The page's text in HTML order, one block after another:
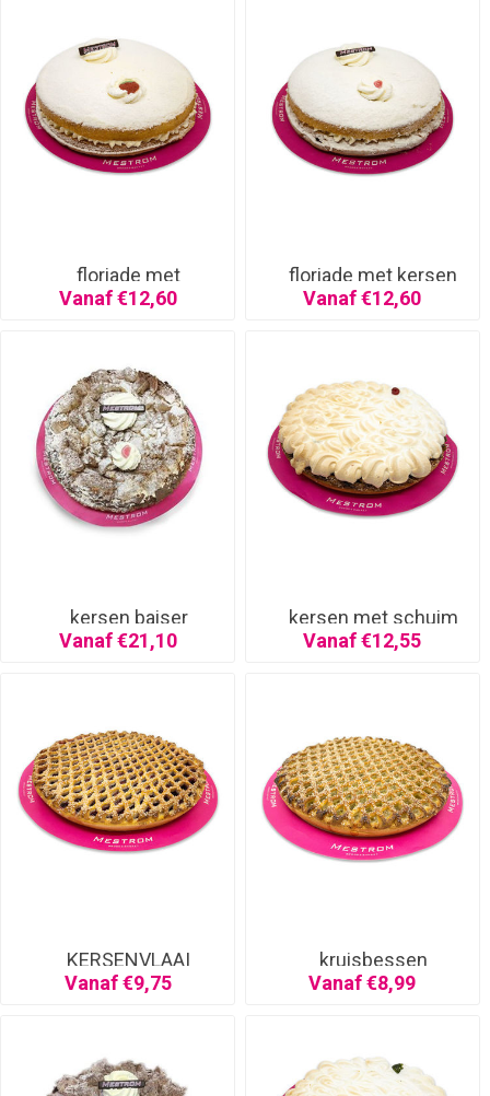
floriade met
aardbeien
Vanaf €12,60
floriade met kersen
Vanaf €12,60
kersen baiser
Vanaf €21,10
kersen met schuim
Vanaf €12,55
KERSENVLAAI
Vanaf €9,75
kruisbessen
Vanaf €8,99